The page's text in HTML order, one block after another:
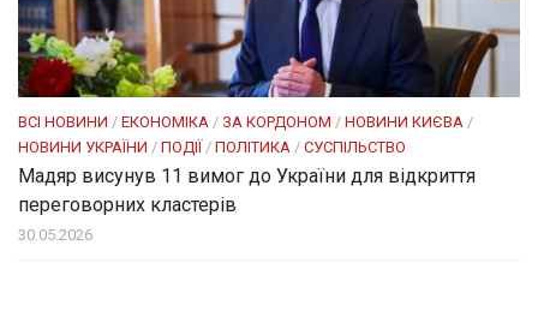
ВСІ НОВИНИ / ЕКОНОМІКА / ЗА КОРДОНОМ / НОВИНИ КИЄВА /
НОВИНИ УКРАЇНИ / ПОДІЇ / ПОЛІТИКА / СУСПІЛЬСТВО
Мадяр висунув 11 вимог до України для відкриття
переговорних кластерів
30.05.2026